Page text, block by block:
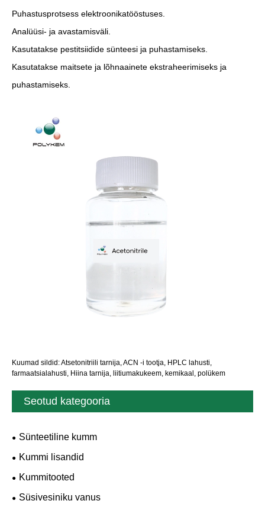
Puhastusprotsess elektroonikatööstuses.
Analüüsi- ja avastamisväli.
Kasutatakse pestitsiidide sünteesi ja puhastamiseks.
Kasutatakse maitsete ja lõhnaainete ekstraheerimiseks ja
puhastamiseks.
Kuumad sildid: Atsetonitriili tarnija, ACN -i tootja, HPLC lahusti,
farmaatsialahusti, Hiina tarnija, liitiumakukeem, kemikaal, polükem
Seotud kategooria
Sünteetiline kumm
Kummi lisandid
Kummitooted
Süsivesiniku vanus